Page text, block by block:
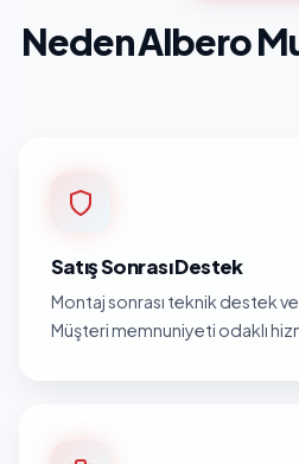
Neden Albero
Satış Sonrası Destek
Montaj sonrası teknik destek
Müşteri memnuniyeti odaklı